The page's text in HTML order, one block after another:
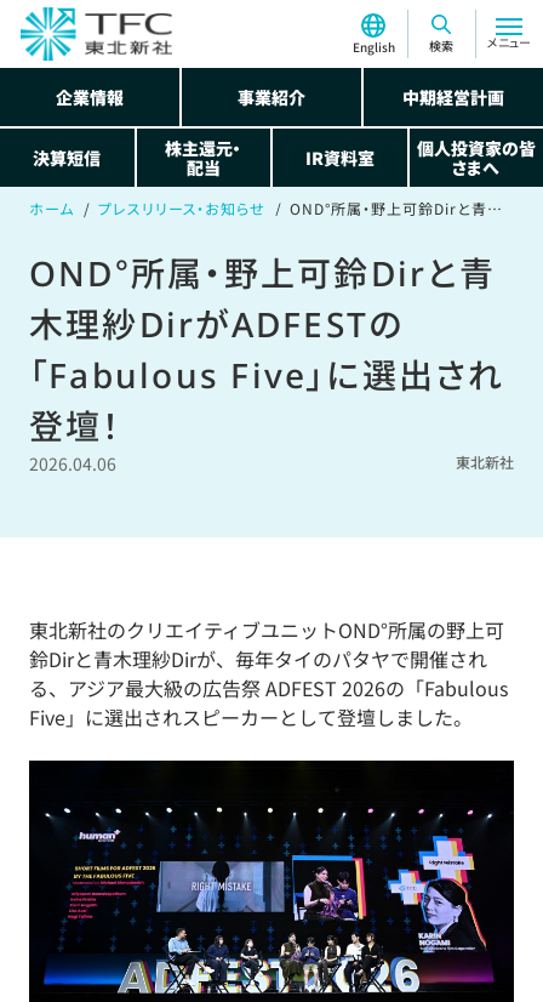
English 検索 メニュー
企業情報 事業紹介 中期経営計画
決算短信
株主還元・
配当
IR資料室
個人投資家の皆
さまへ
ホーム プレスリリース・お知らせ OND°所属・野上可鈴Dirと青木理紗DirがADFESTの「Fabulous Five」に選出され登壇！
OND°所属・野上可鈴Dirと青
木理紗DirがADFESTの
「Fabulous Five」に選出され
登壇！
2026.04.06 東北新社
東北新社のクリエイティブユニットOND°所属の野上可
鈴Dirと青木理紗Dirが、毎年タイのパタヤで開催され
る、アジア最大級の広告祭 ADFEST 2026の「Fabulous
Five」に選出されスピーカーとして登壇しました。